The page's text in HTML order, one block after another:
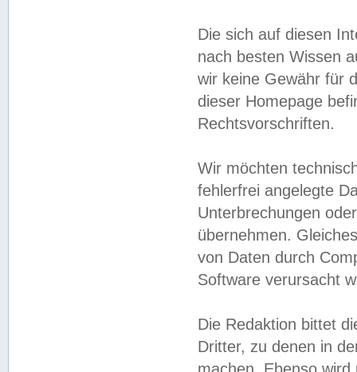
Die sich auf diesen
nach besten Wissen
wir keine Gewähr für
dieser Homepage
Rechtsvorschriften.
Wir möchten
fehlerfrei angelegte
Unterbrechungen
übernehmen.
von Daten durch
Software verursacht
Die Redaktion bittet
Dritter, zu denen in